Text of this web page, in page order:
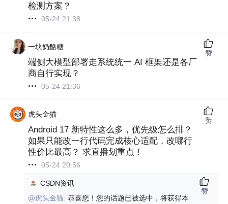
检测方案？
05-24 21:38
一块奶酪糖
端侧大模型部署走系统统一 AI 框架还是各厂
商自行实现？
05-24 21:36
赞
虎头金猫
Android 17 新特性这么多，优先级怎么排？
如果只能改一行代码完成核心适配，改哪行
性价比最高？ 求直播划重点！
05-24 20:56
赞
CSDN资讯
@虎头金猫:恭喜您！您的话题已被选中，将获得本
赞